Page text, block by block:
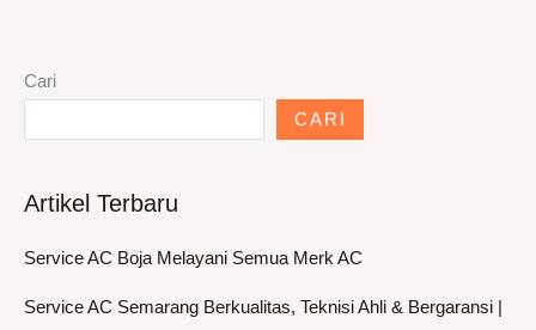
Cari
CARI
Artikel Terbaru
Service AC Boja Melayani Semua Merk AC
Service AC Semarang Berkualitas, Teknisi Ahli & Bergaransi |